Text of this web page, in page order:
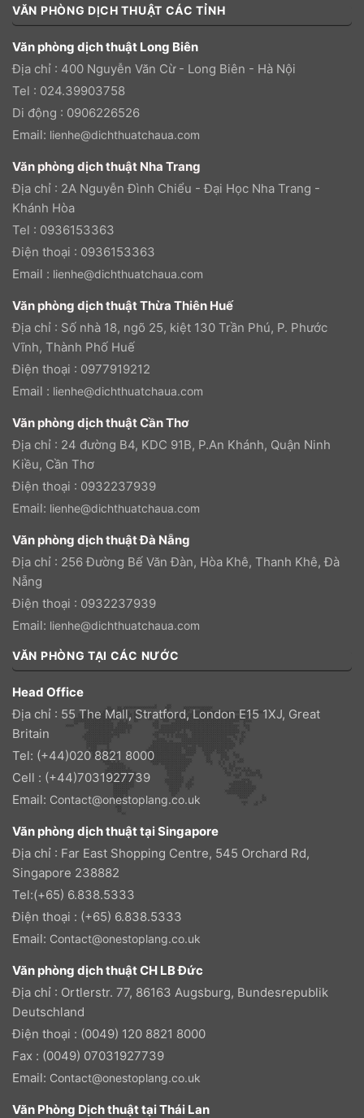
VĂN PHÒNG DỊCH THUẬT CÁC TỈNH
Văn phòng dịch thuật Long Biên
Địa chỉ : 400 Nguyễn Văn Cừ - Long Biên - Hà Nội
Tel : 024.39903758
Di động : 0906226526
Email: lienhe@dichthuatchaua.com
Văn phòng dịch thuật Nha Trang
Địa chỉ : 2A Nguyễn Đình Chiểu - Đại Học Nha Trang -
Khánh Hòa
Tel : 0936153363
Điện thoại : 0936153363
Email : lienhe@dichthuatchaua.com
Văn phòng dịch thuật Thừa Thiên Huế
Địa chỉ : Số nhà 18, ngõ 25, kiệt 130 Trần Phú, P. Phước
Vĩnh, Thành Phố Huế
Điện thoại : 0977919212
Email : lienhe@dichthuatchaua.com
Văn phòng dịch thuật Cần Thơ
Địa chỉ : 24 đường B4, KDC 91B, P.An Khánh, Quận Ninh
Kiều, Cần Thơ
Điện thoại : 0932237939
Email: lienhe@dichthuatchaua.com
Văn phòng dịch thuật Đà Nẵng
Địa chỉ : 256 Đường Bế Văn Đàn, Hòa Khê, Thanh Khê, Đà
Nẵng
Điện thoại : 0932237939
Email: lienhe@dichthuatchaua.com
VĂN PHÒNG TẠI CÁC NƯỚC
Head Office
Địa chỉ : 55 The Mall, Stratford, London E15 1XJ, Great
Britain
Tel: (+44)020 8821 8000
Cell : (+44)7031927739
Email: Contact@onestoplang.co.uk
Văn phòng dịch thuật tại Singapore
Địa chỉ : Far East Shopping Centre, 545 Orchard Rd,
Singapore 238882
Tel:(+65) 6.838.5333
Điện thoại : (+65) 6.838.5333
Email: Contact@onestoplang.co.uk
Văn phòng dịch thuật CH LB Đức
Địa chỉ : Ortlerstr. 77, 86163 Augsburg, Bundesrepublik
Deutschland
Điện thoại : (0049) 120 8821 8000
Fax : (0049) 07031927739
Email: Contact@onestoplang.co.uk
Văn Phòng Dịch thuật tại Thái Lan